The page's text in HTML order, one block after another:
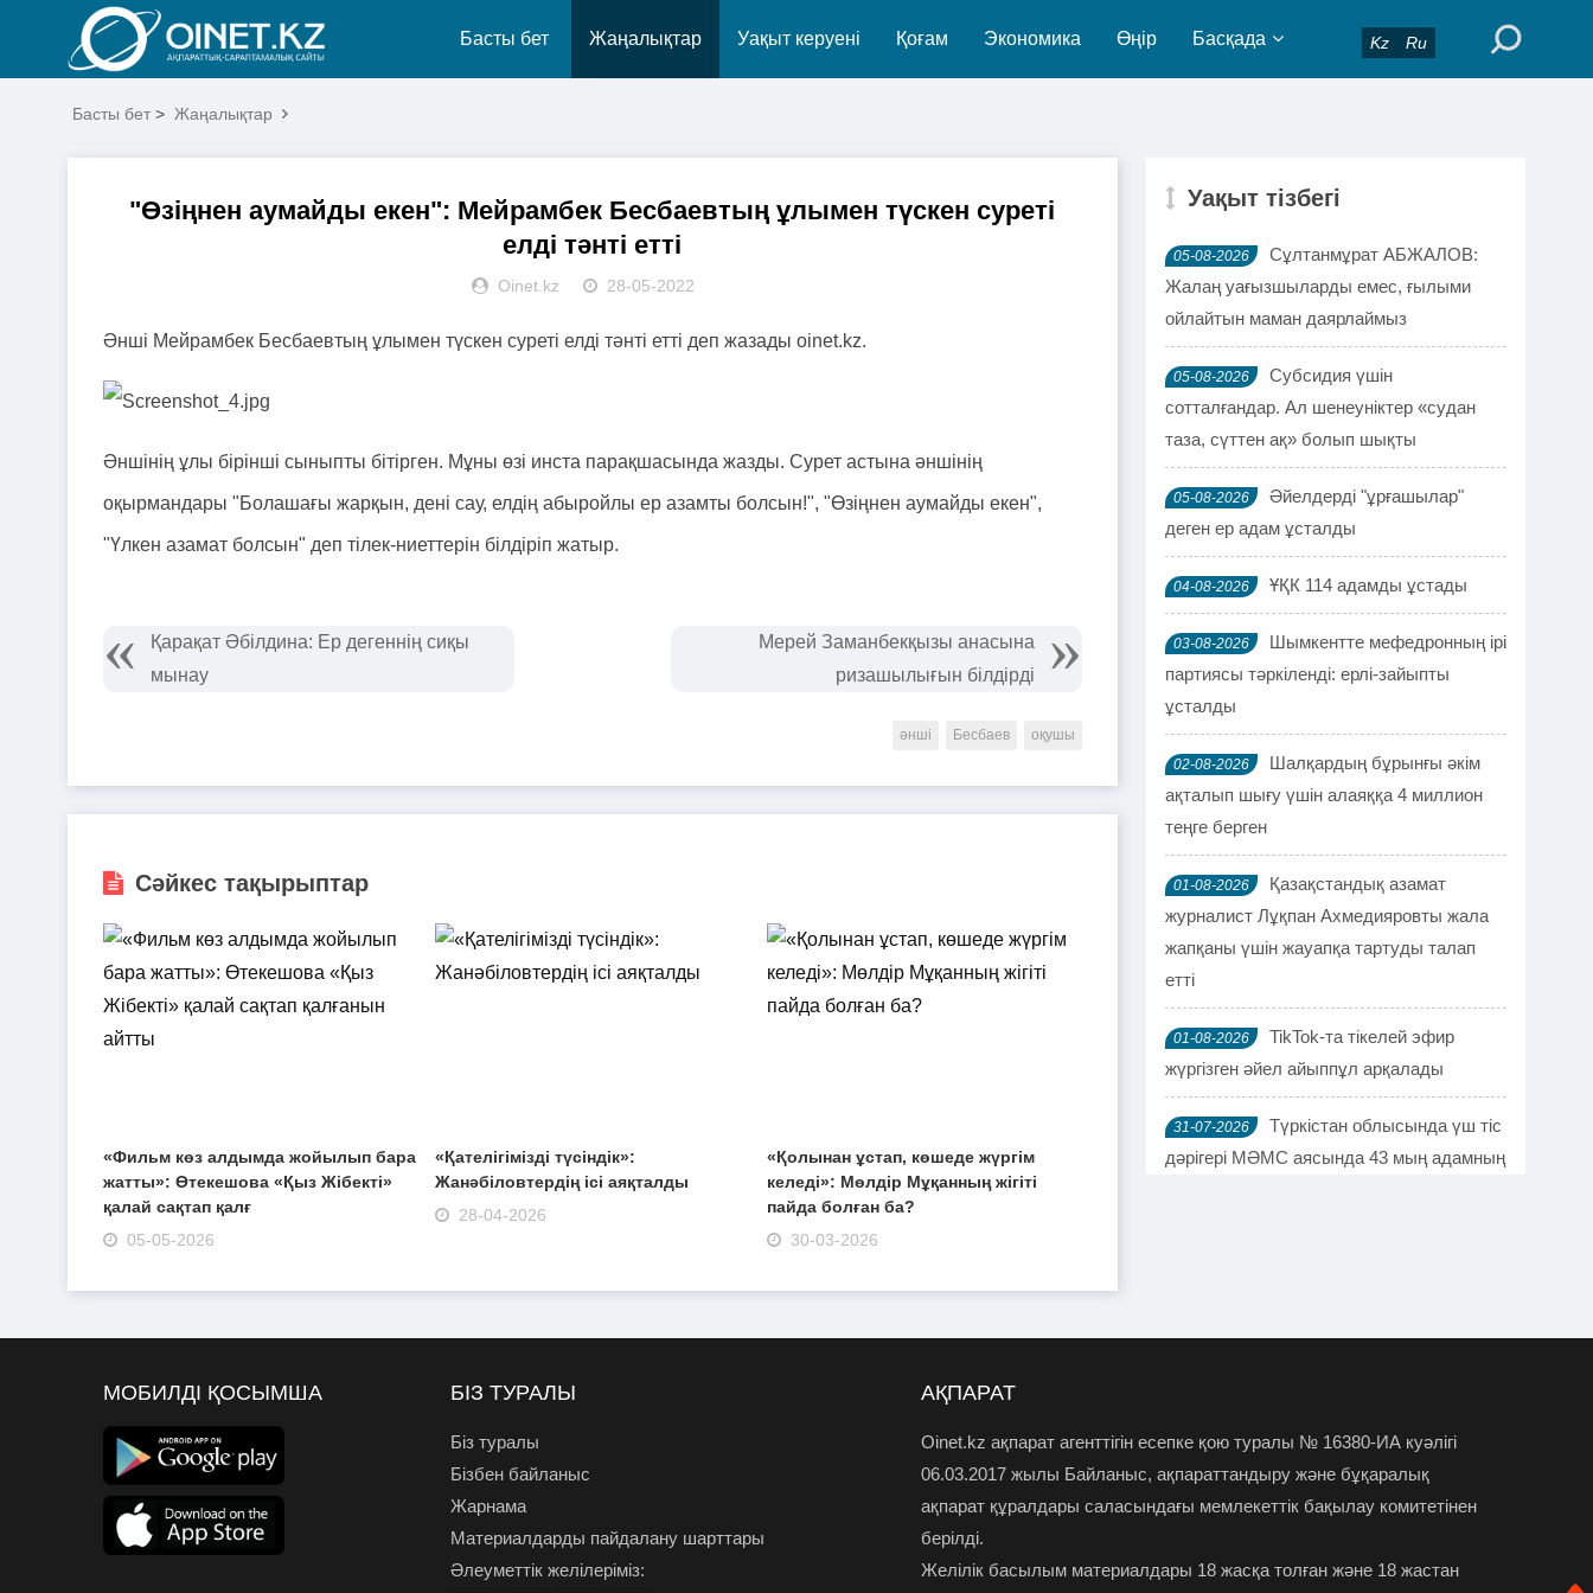
Kz Ru
Басты бет Жаңалықтар Уақыт керуені Қоғам Экономика Өңір Басқада
Басты бет > Жаңалықтар
"Өзіңнен аумайды екен": Мейрамбек Бесбаевтың ұлымен түскен суреті
елді тәнті етті
Oinet.kz 28-05-2022
Әнші Мейрамбек Бесбаевтың ұлымен түскен суреті елді тәнті етті деп жазады oinet.kz.
Әншінің ұлы бірінші сыныпты бітірген. Мұны өзі инста парақшасында жазды. Сурет астына әншінің
оқырмандары "Болашағы жарқын, дені сау, елдің абыройлы ер азамты болсын!", "Өзіңнен аумайды екен",
"Үлкен азамат болсын" деп тілек-ниеттерін білдіріп жатыр.
Қарақат Әбілдина: Ер дегеннің сиқы
мынау
Мерей Заманбекқызы анасына
ризашылығын білдірді
әнші Бесбаев оқушы
Сәйкес тақырыптар
«Фильм көз алдымда жойылып бара
жатты»: Өтекешова «Қыз Жібекті»
қалай сақтап қалғ
05-05-2026
«Қателігімізді түсіндік»:
Жанәбіловтердің ісі аяқталды
28-04-2026
«Қолынан ұстап, көшеде жүргім
келеді»: Мөлдір Мұқанның жігіті
пайда болған ба?
30-03-2026
Уақыт тізбегі
05-08-2026
Сұлтанмұрат АБЖАЛОВ:
Жалаң уағызшыларды емес, ғылыми
ойлайтын маман даярлаймыз
05-08-2026
Субсидия үшін
сотталғандар. Ал шенеуніктер «судан
таза, сүттен ақ» болып шықты
05-08-2026
Әйелдерді "ұрғашылар"
деген ер адам ұсталды
04-08-2026 ҰҚК 114 адамды ұстады
03-08-2026
Шымкентте мефедронның ірі
партиясы тәркіленді: ерлі-зайыпты
ұсталды
02-08-2026
Шалқардың бұрынғы әкім
ақталып шығу үшін алаяққа 4 миллион
теңге берген
01-08-2026
Қазақстандық азамат
журналист Лұқпан Ахмедияровты жала
жапқаны үшін жауапқа тартуды талап
етті
01-08-2026
TikTok-та тікелей эфир
жүргізген әйел айыппұл арқалады
31-07-2026
Түркістан облысында үш тіс
дәрігері МӘМС аясында 43 мың адамның
Күдікті қылмыстық іс,
күмәнді пара. Шымкентте тағы бір
МОБИЛДІ ҚОСЫМША БІЗ ТУРАЛЫ
Біз туралы
Бізбен байланыс
Жарнама
Материалдарды пайдалану шарттары
Әлеуметтік желілеріміз:
АҚПАРАТ
Oinet.kz ақпарат агенттігін есепке қою туралы № 16380-ИА куәлігі
06.03.2017 жылы Байланыс, ақпараттандыру және бұқаралық
ақпарат құралдары саласындағы мемлекеттік бақылау комитетінен
берілді.
Желілік басылым материалдары 18 жасқа толған және 18 жастан